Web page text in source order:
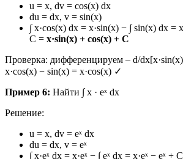
u = x, dv = cos(x) dx
du = dx, v = sin(x)
∫ x·cos(x) dx = x·sin(x) − ∫ sin(x) dx =
C = x·sin(x) + cos(x) + C
Проверка: дифференцируем – d/
x·cos(x) − sin(x) = x·cos(x) ✓
Пример 6: Найти ∫ x · eˣ dx
Решение:
u = x, dv = eˣ dx
du = dx, v = eˣ
∫ x·eˣ dx = x·eˣ − ∫ eˣ dx = x·eˣ − eˣ +